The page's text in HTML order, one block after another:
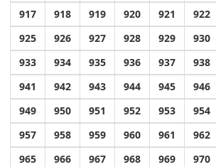
917 918 919 920 921 922
925
926 927 928 929 930
933
934 935 936 937 938
941
942 943 944 945 946
949
950 951 952 953 954
957
958 959 960 961 962
965
966 967 968 969 970